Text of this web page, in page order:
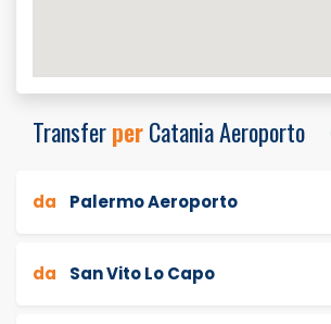
TransferperCatania Aeroporto
da Palermo Aeroporto
da San Vito Lo Capo